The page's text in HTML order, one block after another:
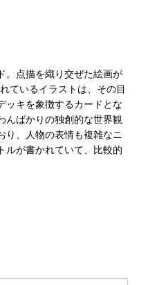
。点描を織り交ぜた絵画が
ているイラストは、その目
ッキを象徴するカードとな
んばかりの独創的な世界観
り、人物の表情も複雑なニ
ルが書かれていて、比較的